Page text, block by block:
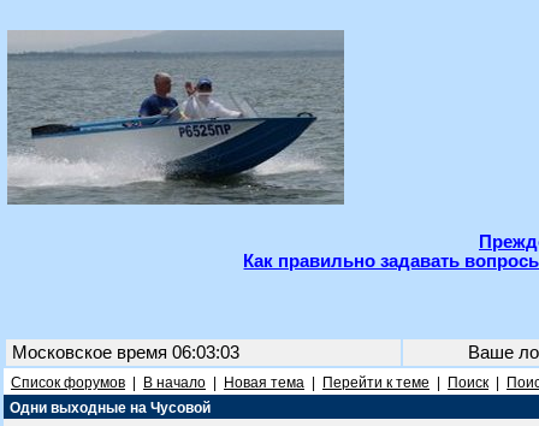
Как правильно задавать
Московское время 06:03:03 Ваше
Список форумов В начало Новая тема Перейти к теме Поиск
Одни выходные на Чусовой